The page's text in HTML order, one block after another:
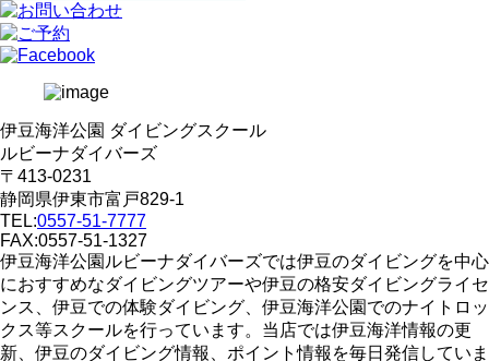
伊豆海洋公園 ダイビングスクール
ルビーナダイバーズ
〒413-0231
静岡県伊東市富戸829-1
TEL:0557-51-7777
FAX:0557-51-1327
伊豆海洋公園ルビーナダイバーズでは伊豆のダイビングを中心
におすすめなダイビングツアーや伊豆の格安ダイビングライセ
ンス、伊豆での体験ダイビング、伊豆海洋公園でのナイトロッ
クス等スクールを行っています。当店では伊豆海洋情報の更
新、伊豆のダイビング情報、ポイント情報を毎日発信していま